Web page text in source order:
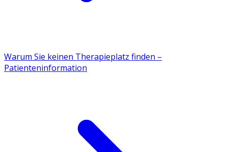
Warum Sie keinen Therapieplatz finden –
Patienteninformation